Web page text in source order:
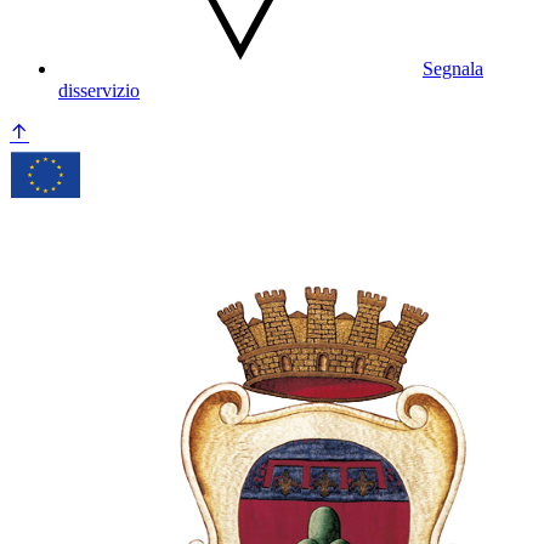
Segnala
disservizio